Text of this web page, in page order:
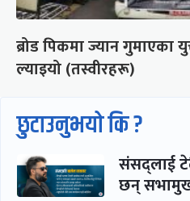
ब्रोड पिकमा ज्यान गुमाएका
ल्याइयो (तस्वीरहरू)
छुटाउनुभयो कि ?
संसद्लाई
छन्